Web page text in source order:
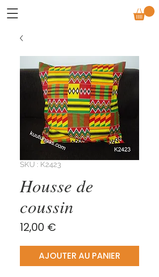
SKU : K2423
Housse de
coussin
12,00 €
AJOUTER AU PANIER